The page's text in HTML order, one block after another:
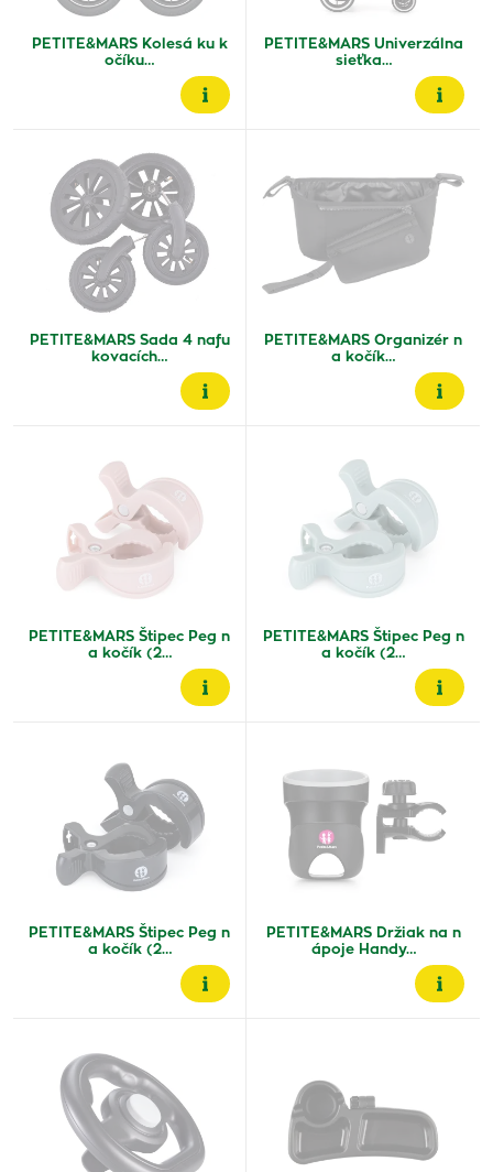
PETITE&MARS Kolesá ku k
očíku…
PETITE&MARS Univerzálna
sieťka…
PETITE&MARS Sada 4 nafu
kovacích…
PETITE&MARS Organizér n
a kočík…
PETITE&MARS Štipec Peg n
a kočík (2…
PETITE&MARS Štipec Peg n
a kočík (2…
PETITE&MARS Štipec Peg n
a kočík (2…
PETITE&MARS Držiak na n
ápoje Handy…